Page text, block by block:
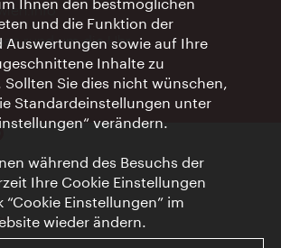
rund um die Uhr
und die Funktion der
Auswertungen sowie auf Ihre
Inhalte zu
Sie dies nicht wünschen,
Standardeinstellungen unter
verändern.
während des Besuchs der
Ihre Cookie Einstellungen
“Cookie Einstellungen” im
wieder ändern.